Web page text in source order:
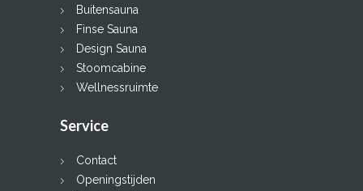
Buitensauna
Finse Sauna
Design Sauna
Stoomcabine
Wellnessruimte
Service
Contact
Openingstijden